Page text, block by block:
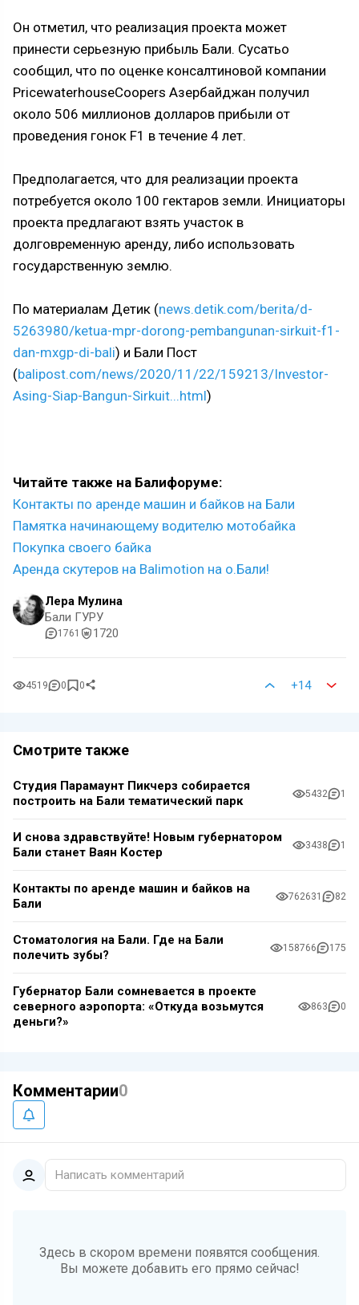
Он отметил, что реализация проекта может
принести серьезную прибыль Бали. Сусатьо
сообщил, что по оценке консалтиновой компании
PricewaterhouseCoopers Азербайджан получил
около 506 миллионов долларов прибыли от
проведения гонок F1 в течение 4 лет.
Предполагается, что для реализации проекта
потребуется около 100 гектаров земли. Инициаторы
проекта предлагают взять участок в
долговременную аренду, либо использовать
государственную землю.
По материалам Детик (news.detik.com/berita/d-
5263980/ketua-mpr-dorong-pembangunan-sirkuit-f1-
dan-mxgp-di-bali) и Бали Пост
(balipost.com/news/2020/11/22/159213/Investor-
Asing-Siap-Bangun-Sirkuit...html)
Читайте также на Балифоруме:
Контакты по аренде машин и байков на Бали
Памятка начинающему водителю мотобайка
Покупка своего байка
Аренда скутеров на Balimotion на о.Бали!
Лера Мулина
Бали ГУРУ
1761 1720
4519 0 0 +14
Смотрите также
Студия Парамаунт Пикчерз собирается
построить на Бали тематический парк
5432 1
И снова здравствуйте! Новым губернатором
Бали станет Ваян Костер
3438 1
Контакты по аренде машин и байков на
Бали
762631 82
Стоматология на Бали. Где на Бали
полечить зубы?
158766 175
Губернатор Бали сомневается в проекте
северного аэропорта: «Откуда возьмутся
деньги?»
863 0
Комментарии0
Написать комментарий
Здесь в скором времени появятся сообщения.
Вы можете добавить его прямо сейчас!